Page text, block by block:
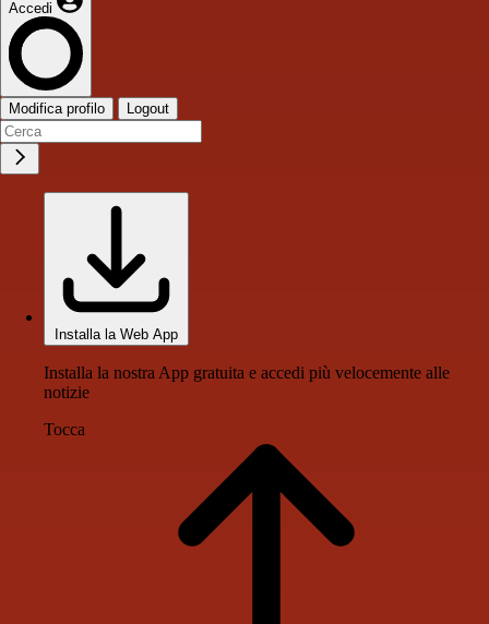
Accedi
Modifica profilo Logout
Installa la Web App
Installa la nostra App gratuita e accedi più velocemente alle
notizie
Tocca